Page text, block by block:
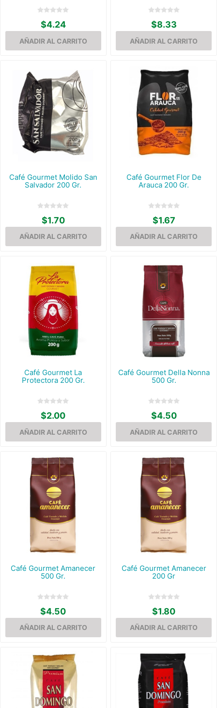
$4.24 $8.33
Café Gourmet Molido San
Salvador 200 Gr.
$1.70
Café Gourmet Flor De
Arauca 200 Gr.
$1.67
Café Gourmet La
Protectora 200 Gr.
$2.00
Café Gourmet Della Nonna
500 Gr.
$4.50
Café Gourmet Amanecer
500 Gr.
$4.50
Café Gourmet Amanecer
200 Gr
$1.80